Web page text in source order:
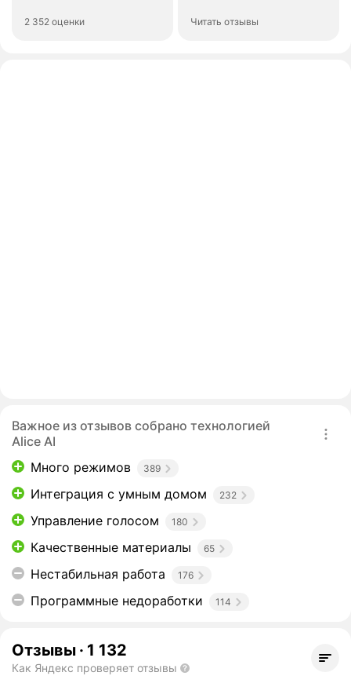
2 352 оценки Читать отзывы
Важное из отзывов собрано технологией
Alice AI
Много режимов
389
Интеграция с умным домом 232
Управление голосом 180
Качественные материалы 65
Нестабильная работа 176
Программные недоработки 114
Отзывы · 1 132
Как Яндекс проверяет отзывы